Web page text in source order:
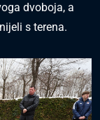
dvoboja, a
s terena.